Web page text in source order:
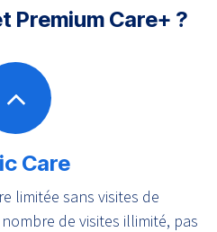
Premium Care+ ?
Care
limitée sans visites de
de visites illimité, pas